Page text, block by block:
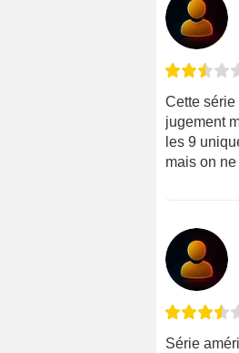
Cette série
jugement
les 9
mais on
Série